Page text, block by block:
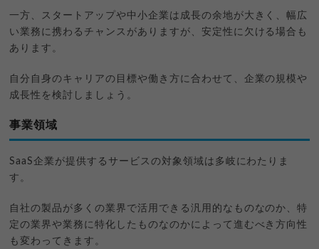
一方、スタートアップや中小企業は成長の余地が大きく、幅広
い業務に携わるチャンスがありますが、安定性に欠ける場合も
あります。
自分自身のキャリアの目標や働き方に合わせて、企業の規模や
成長性を検討しましょう。
事業領域
SaaS企業が提供するサービスの対象領域は多岐にわたりま
す。
自社の製品が多くの業界で活用できる汎用的なものなのか、特
定の業界や業務に特化したものなのかによって進むべき方向性
も変わってきます。